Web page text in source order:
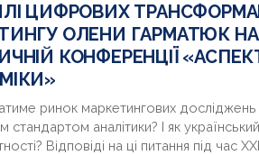
ЦИФРОВИХ
ОЛЕНИ ГАРМАТЮК
КОНФЕРЕНЦІЇ
ринок маркетингових
стандартом аналітики? І як
Відповіді на ці питання під час